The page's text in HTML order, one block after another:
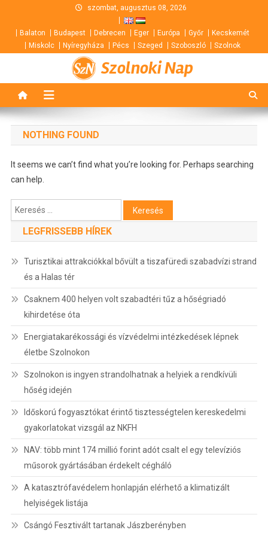
content
szombat, augusztus 08, 2026
Balaton Budapest Debrecen Eger Európa Győr
Kecskemét
Miskolc
Nyíregyháza Pécs Szeged Szoboszló Szolnok
Szolnoki Nap
NOTHING FOUND
It seems we can’t find what you’re looking for. Perhaps searching
can help.
Keresés:
LEGFRISSEBB HÍREK
Turisztikai attrakciókkal bővült a tiszafüredi szabadvízi strand
és a Halas tér
Csaknem 400 helyen volt szabadtéri tűz a hőségriadó
kihirdetése óta
Energiatakarékossági és vízvédelmi intézkedések lépnek
életbe Szolnokon
Szolnokon is ingyen strandolhatnak a helyiek a rendkívüli
hőség idején
Időskorú fogyasztókat érintő tisztességtelen kereskedelmi
gyakorlatokat vizsgál az NKFH
NAV: több mint 174 millió forint adót csalt el egy televíziós
műsorok gyártásában érdekelt cégháló
A katasztrófavédelem honlapján elérhető a klimatizált
helyiségek listája
Csángó Fesztivált tartanak Jászberényben